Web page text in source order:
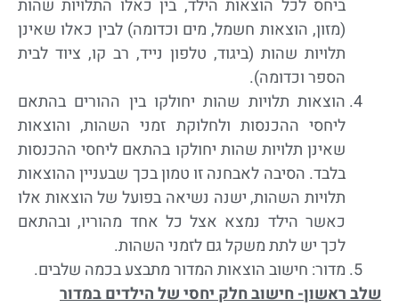
ביחס לכל הוצאות הילד, בין כאלו התלויות שהות
(מזון, הוצאות חשמל, מים וכדומה) לבין כאלו שאינן
תלויות שהות (ביגוד, טלפון נייד, רב קו, ציוד לבית
הספר וכדומה).
הוצאות תלויות שהות יחולקו בין ההורים בהתאם
ליחסי ההכנסות ולחלוקת זמני השהות, והוצאות
שאינן תלויות שהות יחולקו בהתאם ליחסי ההכנסות
בלבד. הסיבה לאבחנה זו טמון בכך שבעניין ההוצאות
תלויות השהות, ישנה נשיאה בפועל של הוצאות אלו
כאשר הילד נמצא אצל כל אחד מהוריו, ובהתאם
לכך יש לתת משקל גם לזמני השהות.
מדור: חישוב הוצאות המדור מתבצע בכמה שלבים.
שלב ראשון- חישוב חלק יחסי של הילדים במדור